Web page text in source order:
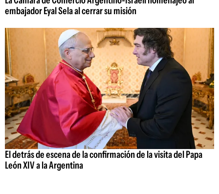
embajador Eyal Sela al cerrar su misión
El detrás de escena de la confirmación de la visita del Papa
León XIV a la Argentina